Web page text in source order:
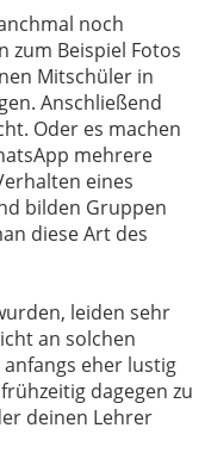
noch
zum Beispiel Fotos
Mitschüler in
Anschließend
Oder es machen
mehrere
eines
bilden Gruppen
diese Art des
leiden sehr
an solchen
eher lustig
dagegen zu
deinen Lehrer